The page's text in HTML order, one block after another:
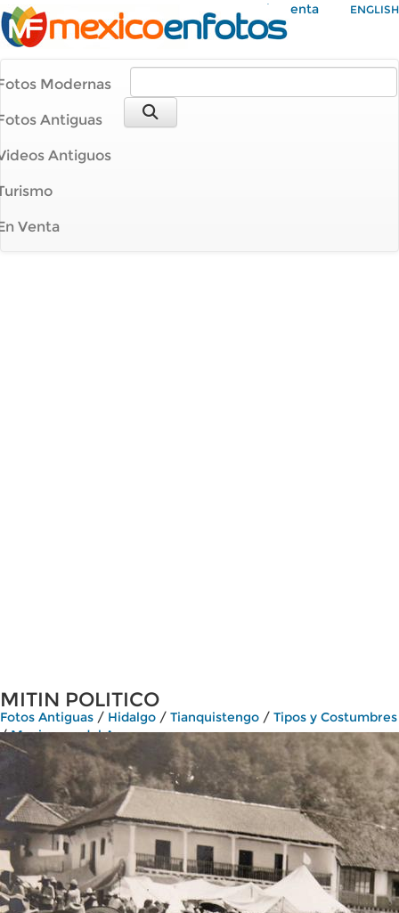
Mi Cuenta ENGLISH
Modernas
Antiguas
Antiguos
Venta
MITIN POLITICO
Fotos Antiguas / Hidalgo / Tianquistengo / Tipos y Costumbres
/Mexicanos del Ayer